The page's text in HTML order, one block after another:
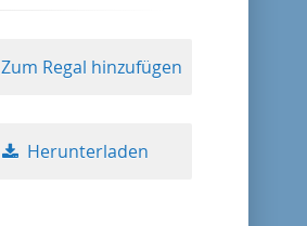
Titel aufsteigend
Zum Regal hinzufügen
Herunterladen